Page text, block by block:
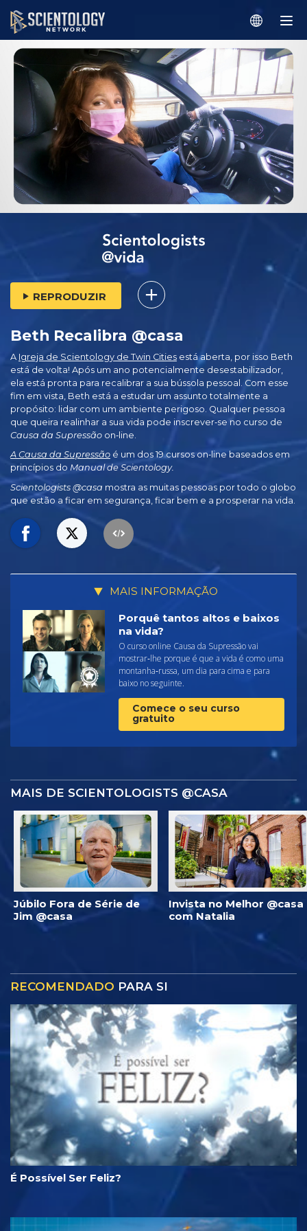
REPRODUZIR
Beth Recalibra @casa
A Igreja de Scientology de Twin Cities está aberta, por isso Beth
está de volta! Após um ano potencialmente desestabilizador,
ela está pronta para recalibrar a sua bússola pessoal. Com esse
fim em vista, Beth está a estudar um assunto totalmente a
propósito: lidar com um ambiente perigoso. Qualquer pessoa
que queira realinhar a sua vida pode inscrever‑se no curso de
Causa da Supressão on‑line.
A Causa da Supressão é um dos 19 cursos on‑line baseados em
princípios do Manual de Scientology.
Scientologists @casa mostra as muitas pessoas por todo o globo
que estão a ficar em segurança, ficar bem e a prosperar na vida.
MAIS INFORMAÇÃO
Porquê tantos altos e baixos
na vida?
O curso online Causa da Supressão vai
mostrar‑lhe porque é que a vida é como uma
montanha‑russa, um dia para cima e para
baixo no seguinte.
Comece o seu curso
gratuito
MAIS DE SCIENTOLOGISTS @CASA
Júbilo Fora de Série de
Jim @casa
Invista no Melhor @casa
com Natalia
RECOMENDADO PARA SI
É Possível Ser Feliz?